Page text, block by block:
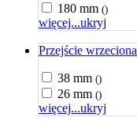
180 mm ()
więcej...ukryj
Przejście wrzeciona
38 mm ()
26 mm ()
więcej...ukryj